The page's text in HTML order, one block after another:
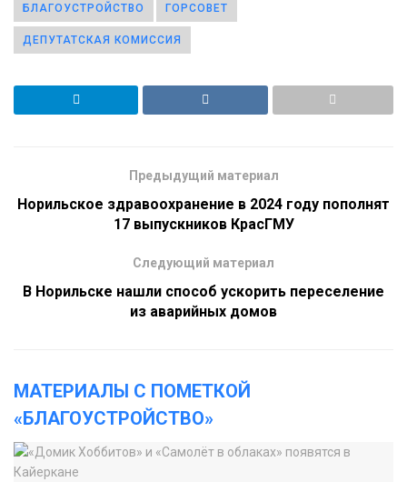
БЛАГОУСТРОЙСТВО ГОРСОВЕТ
ДЕПУТАТСКАЯ КОМИССИЯ
Предыдущий материал
Норильское здравоохранение в 2024 году пополнят
17 выпускников КрасГМУ
Следующий материал
В Норильске нашли способ ускорить переселение
из аварийных домов
МАТЕРИАЛЫ С ПОМЕТКОЙ
«БЛАГОУСТРОЙСТВО»